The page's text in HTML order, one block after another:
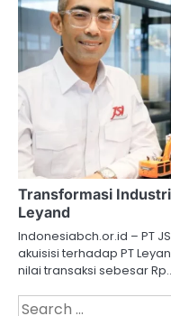
Transformasi
Leyand
Indonesiabch.or.id – PT
akuisisi terhadap PT
nilai transaksi sebesar
Search